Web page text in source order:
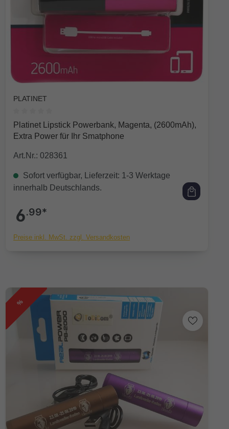
PLATINET
Durchschnittliche Bewertung von 0 von 5 Sternen
Platinet Lipstick Powerbank, Magenta, (2600mAh),
Extra Power für Ihr Smatphone
Art.Nr.: 028361
Sofort verfügbar, Lieferzeit: 1-3 Werktage
innerhalb Deutschlands.
6.99*
Preise inkl. MwSt. zzgl. Versandkosten
%